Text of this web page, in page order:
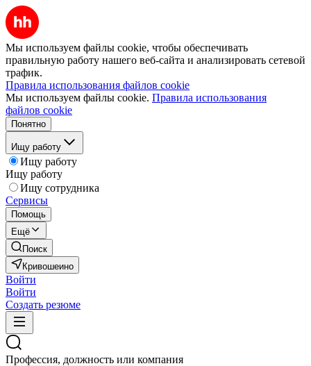
Мы используем файлы cookie, чтобы обеспечивать
правильную работу нашего веб-сайта и анализировать сетевой
трафик.
Правила использования файлов cookie
Мы используем файлы cookie. Правила использования
файлов cookie
Понятно
Ищу работу
Ищу работу
Ищу работу
Ищу сотрудника
Сервисы
Помощь
Ещё
Поиск
Кривошеино
Войти
Войти
Создать резюме
Профессия, должность или компания